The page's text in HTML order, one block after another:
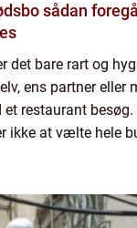
en tryg
det bare rart og
ens partner eller
restaurant besøg.
ikke at vælte hele